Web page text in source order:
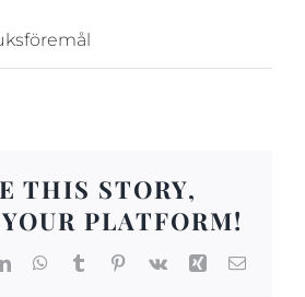
THIS STORY,
PLATFORM!
LinkedInWhatsApp
TumblrPinterest
Vk Xing E-